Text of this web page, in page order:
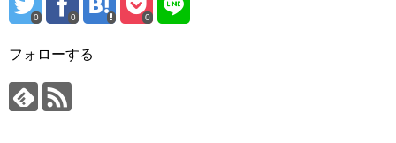
0 0 0
フォローする